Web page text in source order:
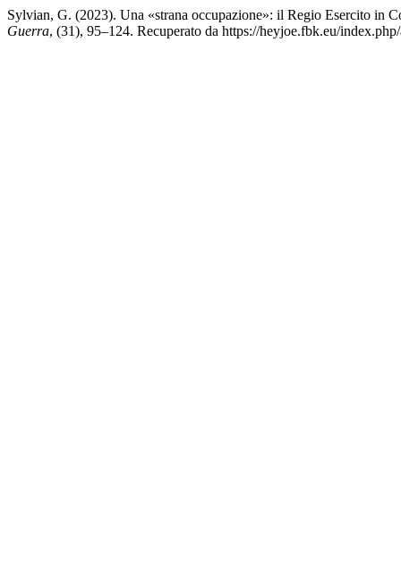
Sylvian, G. (2023). Una «strana occupazione»: il Regio Esercito in
Guerra, (31), 95–124. Recuperato da https://heyjoe.fbk.eu/